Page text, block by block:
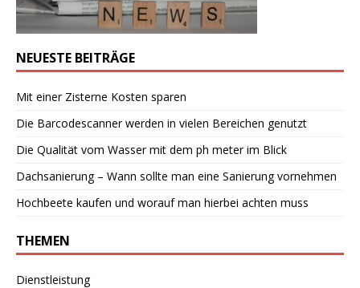
NEUESTE BEITRÄGE
Mit einer Zisterne Kosten sparen
Die Barcodescanner werden in vielen Bereichen genutzt
Die Qualität vom Wasser mit dem ph meter im Blick
Dachsanierung – Wann sollte man eine Sanierung vornehmen
Hochbeete kaufen und worauf man hierbei achten muss
THEMEN
Dienstleistung